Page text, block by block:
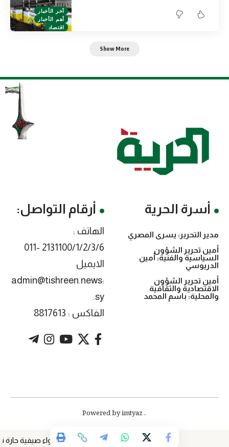
آخر الأخبار
أهم الأخبار
اقتصاد
Show More
أسرة الحرية
مدير التحرير: يسرى المصري
أمين تحرير الشؤون
السياسية والفنية: أمين
الدريوسي
أمين تحرير الشؤون
الاقتصادية والثقافية
والمحلية: باسم المحمد
أرقام التواصل:
الهاتف :
2131100/1/2/3/6 -011
الايميل
:admin@tishreen.news
.sy
الفاكس : 8817613
. Powered by imtyaz
أجواء صيفية حارة